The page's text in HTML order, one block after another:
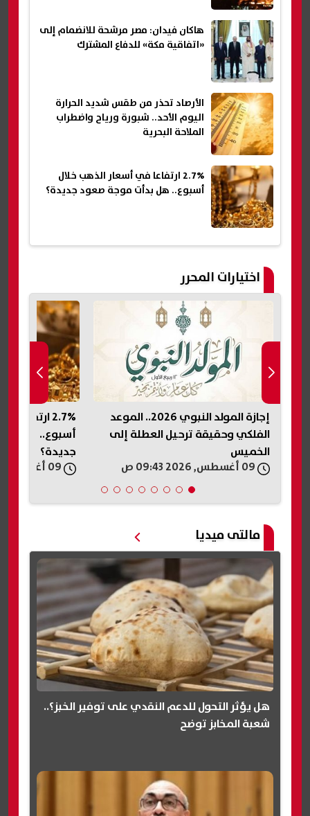
هاكان فيدان: مصر مرشحة للانضمام إلى
«اتفاقية مكة» للدفاع المشترك
الأرصاد تحذر من طقس شديد الحرارة
اليوم الأحد.. شبورة ورياح واضطراب
الملاحة البحرية
2.7% ارتفاعا في أسعار الذهب خلال
أسبوع.. هل بدأت موجة صعود جديدة؟
اختيارات المحرر
إجازة المولد النبوي 2026.. الموعد
إلى
2.7% ارتفاعا في أسعار الذهب خلال
أسبوع.. هل بدأت موجة صعود
09 أغسطس, 2026 09:41 ص
مالتى ميديا
هل يؤثر التحول للدعم النقدي على توفير الخبز؟..
شعبة المخابز توضح